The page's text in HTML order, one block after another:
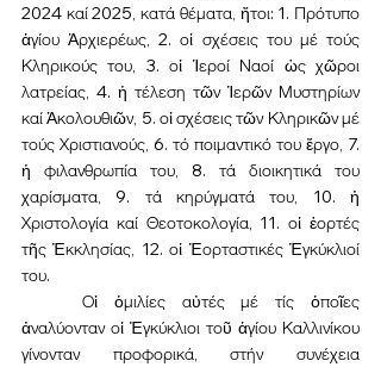
2024 καί 2025, κατά θέματα, ἤτοι: 1. Πρότυπο
ἁγίου Ἀρχιερέως, 2. οἱ σχέσεις του μέ τούς
Κληρικούς του, 3. οἱ Ἱεροί Ναοί ὡς χῶροι
λατρείας, 4. ἡ τέλεση τῶν Ἱερῶν Μυστηρίων
καί Ἀκολουθιῶν, 5. οἱ σχέσεις τῶν Κληρικῶν μέ
τούς Χριστιανούς, 6. τό ποιμαντικό του ἔργο, 7.
ἡ φιλανθρωπία του, 8. τά διοικητικά του
χαρίσματα, 9. τά κηρύγματά του, 10. ἡ
Χριστολογία καί Θεοτοκολογία, 11. οἱ ἑορτές
τῆς Ἐκκλησίας, 12. οἱ Ἑορταστικές Ἐγκύκλιοί
του.
ἀναλύονταν οἱ Ἐγκύκλιοι τοῦ ἁγίου Καλλινίκου
γίνονταν προφορικά, στήν συνέχεια